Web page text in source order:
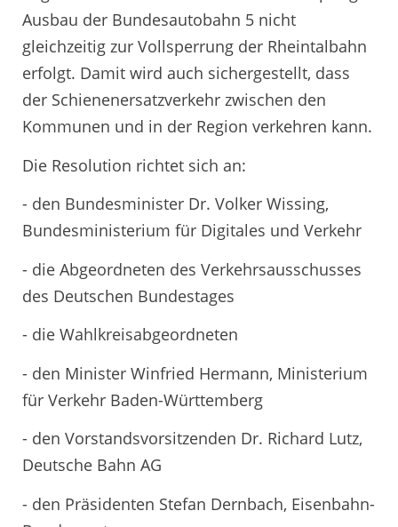
Ausbau der Bundesautobahn 5 nicht
gleichzeitig zur Vollsperrung der Rheintalbahn
erfolgt. Damit wird auch sichergestellt, dass
der Schienenersatzverkehr zwischen den
Kommunen und in der Region verkehren kann.
Die Resolution richtet sich an:
- den Bundesminister Dr. Volker Wissing,
Bundesministerium für Digitales und Verkehr
- die Abgeordneten des Verkehrsausschusses
des Deutschen Bundestages
- die Wahlkreisabgeordneten
- den Minister Winfried Hermann, Ministerium
für Verkehr Baden-Württemberg
- den Vorstandsvorsitzenden Dr. Richard Lutz,
Deutsche Bahn AG
- den Präsidenten Stefan Dernbach, Eisenbahn-